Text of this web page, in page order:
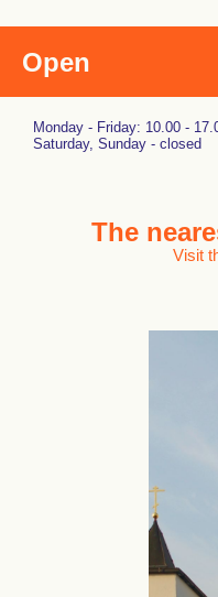
Open
Monday - Friday: 10.00 -
Saturday, Sunday - closed
The
Visit